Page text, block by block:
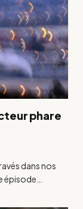
phare
dans nos
épisode…